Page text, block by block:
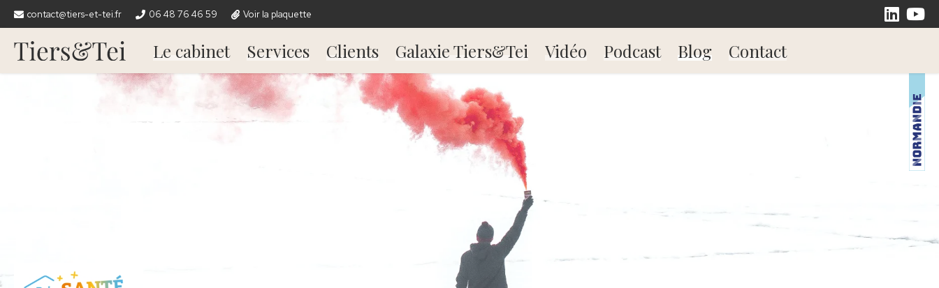
contact@tiers-et-tei.fr 06 48 76 46 59 Voir la plaquette
Le cabinet Services Clients Galaxie Tiers&Tei Vidéo Podcast Blog Contact